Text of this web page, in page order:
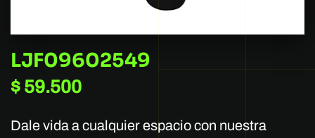
LJF09602549
$ 59.500
Dale vida a cualquier espacio con nuestra